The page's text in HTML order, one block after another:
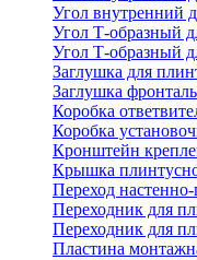
Угол внутренний
Угол Т-образный
Угол Т-образный
Заглушка для
Заглушка
Коробка
Коробка
Кронштейн
Крышка
Переход
Переходник для
Переходник для
Пластина